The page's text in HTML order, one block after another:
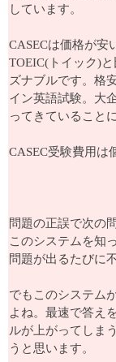
しています。
CASECは価格が安
TOEIC(トイック)
ズナブルです。格
イン英語試験。大
ってきていること
CASEC受験費用は
問題の正誤で次の
このシステムを知
問題が出るたびに
でもこのシステム
よね。最速で答え
ルが上がってしま
うと思います。